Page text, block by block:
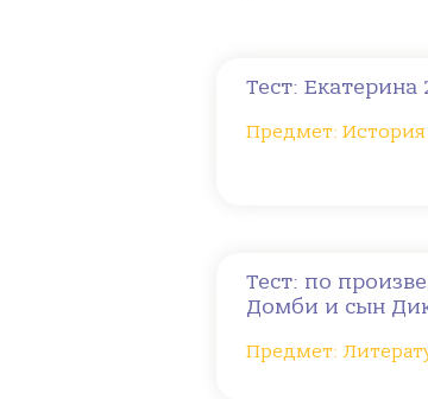
Тест: Екатерина
Предмет: История
Тест: по
Домби и сын
Предмет: